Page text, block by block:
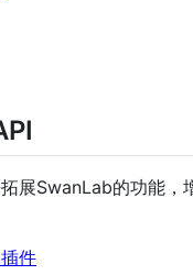
展SwanLab的功能，
件